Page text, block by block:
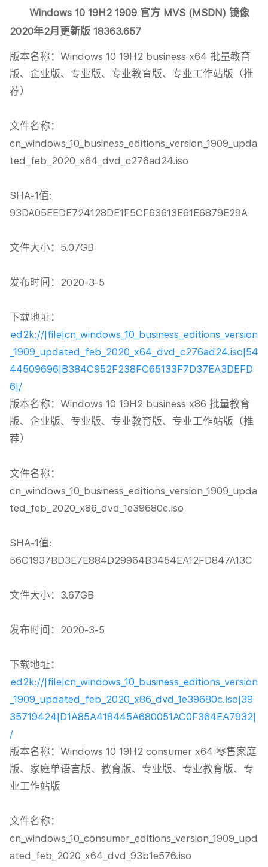
Windows 10 19H2 1909 官方 MVS (MSDN) 镜像
2020年2月更新版 18363.657
版本名称：Windows 10 19H2 business x64 批量教育
版、企业版、专业版、专业教育版、专业工作站版（推
荐）
文件名称：
cn_windows_10_business_editions_version_1909_upda
ted_feb_2020_x64_dvd_c276ad24.iso
SHA-1值:
93DA05EEDE724128DE1F5CF63613E61E6879E29A
文件大小：5.07GB
发布时间：2020-3-5
下载地址：
ed2k://|file|cn_windows_10_business_editions_version
_1909_updated_feb_2020_x64_dvd_c276ad24.iso|54
44509696|B384C952F238FC65133F7D37EA3DEFD
6|/
版本名称：Windows 10 19H2 business x86 批量教育
版、企业版、专业版、专业教育版、专业工作站版（推
荐）
文件名称：
cn_windows_10_business_editions_version_1909_upda
ted_feb_2020_x86_dvd_1e39680c.iso
SHA-1值:
56C1937BD3E7E884D29964B3454EA12FD847A13C
文件大小：3.67GB
发布时间：2020-3-5
下载地址：
ed2k://|file|cn_windows_10_business_editions_version
_1909_updated_feb_2020_x86_dvd_1e39680c.iso|39
35719424|D1A85A418445A680051AC0F364EA7932|
/
版本名称：Windows 10 19H2 consumer x64 零售家庭
版、家庭单语言版、教育版、专业版、专业教育版、专
业工作站版
文件名称：
cn_windows_10_consumer_editions_version_1909_upd
ated_feb_2020_x64_dvd_93b1e576.iso